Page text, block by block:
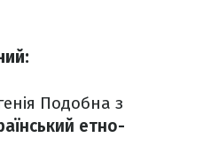
Подобна з
етно-